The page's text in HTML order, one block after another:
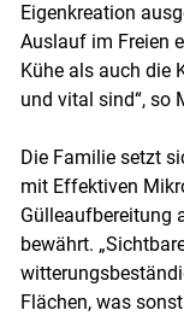
Eigenkreation
Auslauf im Freien
Kühe als auch die
und vital sind“, so
Die Familie setzt
mit Effektiven
Gülleaufbereitung
bewährt.
Flächen, was